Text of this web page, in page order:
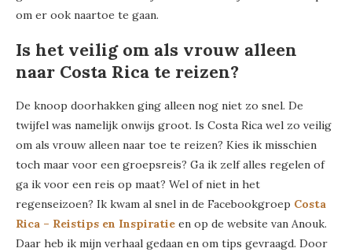
om er ook naartoe te gaan.
Is het veilig om als vrouw alleen
naar Costa Rica te reizen?
De knoop doorhakken ging alleen nog niet zo snel. De
twijfel was namelijk onwijs groot. Is Costa Rica wel zo veilig
om als vrouw alleen naar toe te reizen? Kies ik misschien
toch maar voor een groepsreis? Ga ik zelf alles regelen of
ga ik voor een reis op maat? Wel of niet in het
regenseizoen? Ik kwam al snel in de Facebookgroep Costa
Rica – Reistips en Inspiratie en op de website van Anouk.
Daar heb ik mijn verhaal gedaan en om tips gevraagd. Door